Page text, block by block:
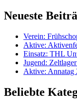
Neueste
Verein:
Aktive:
Einsatz: THL
Jugend:
Aktive: Annatag
Beliebte